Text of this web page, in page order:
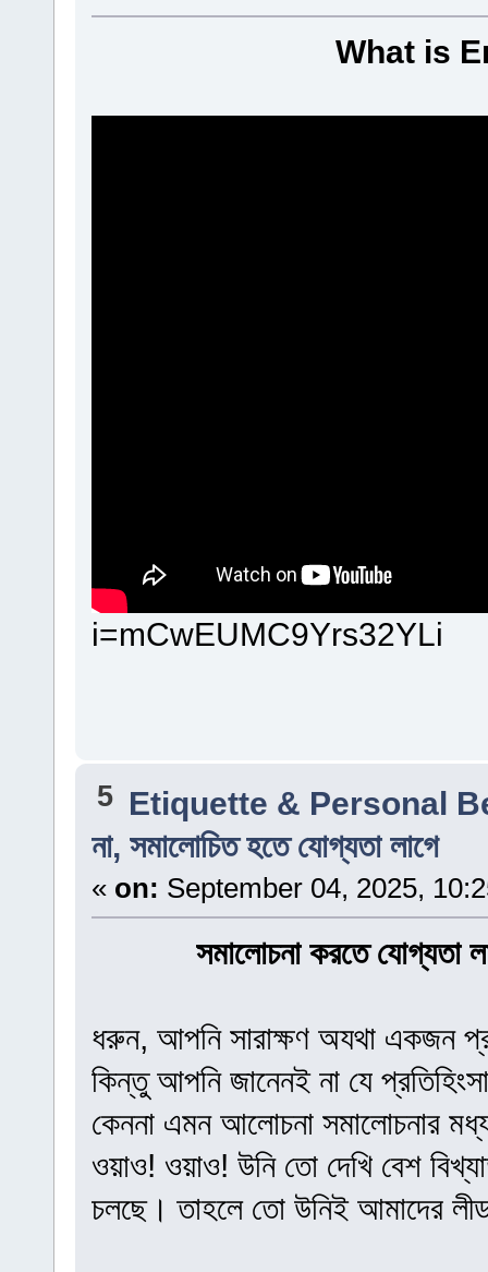
What is
i=mCwEUMC9Yrs32YLi
5 Etiquette & Personal
না, সমালোচিত হতে যোগ্যতা লাগে
« on: September 04, 2025,
সমালোচনা করতে যোগ্যতা
ধরুন, আপনি সারাক্ষণ অযথা একজন
কিন্তু আপনি জানেনই না যে
কেননা এমন আলোচনা সমালোচনার
ওয়াও! ওয়াও! উনি তো দেখি বেশ
চলছে। তাহলে তো উনিই আমাদের